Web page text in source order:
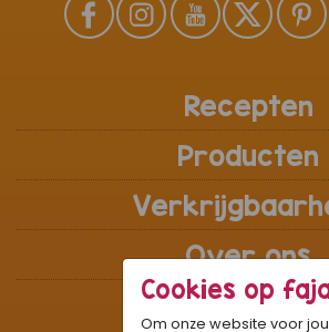
Recepten
Producten
Over ons
Cookies op
Om onze website voor